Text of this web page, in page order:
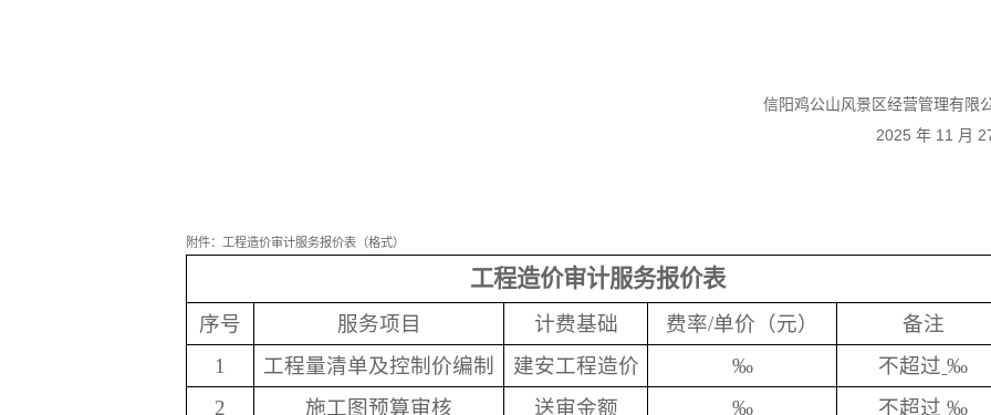
信阳鸡公山风景区经营管理有限
2025 年 11 月
附件：工程造价审计服务报价表（格式）
工程造价审计服务报价表
序号 服务项目 计费基础 费率/单价（元）
备注
1
工程量清单及控制价编制 建安工程造价 ‰ 不超过 ‰
2
施工图预算审核 送审金额 ‰ 不超过 ‰